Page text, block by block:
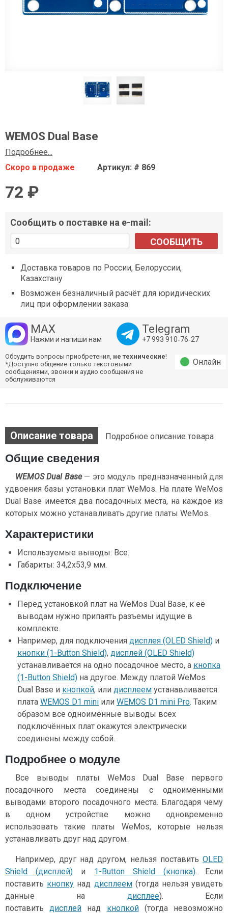
WEMOS Dual Base
Подробнее...
Скоро в продаже
Артикул: # 869
72 ₽
Сообщить о поставке на e-mail:
СООБЩИТЬ
Доставка товаров по России, Белоруссии,
Казахстану
Возможен безналичный расчёт для юридических
лиц при оформлении заказа
MAX
Нажми и напиши нам
Telegram
+7 993 910‑76‑27
Обсудить вопросы приобретения, не технические!
*Доступно общение только текстовыми
сообщениями, звонки и аудио сообщения не
обслуживаются
Онлайн
Описание товара Подробное описание товара
Общие сведения
WEMOS Dual Base— это модуль предназначенный для
удвоения базы установки плат WeMos. На плате WeMos
Dual Base имеется два посадочных места, на каждое из
которых можно устанавливать другие платы WeMos.
Характеристики
Используемые выводы: Все.
Габариты: 34,2x53,9 мм.
Подключение
Перед установкой плат на WeMos Dual Base, к её
выводам нужно припаять разъемы идущие в
комплекте.
Например, для подключения дисплея (OLED Shield) и
кнопки (1-Button Shield), дисплей (OLED Shield)
устанавливается на одно посадочное место, а кнопка
(1-Button Shield) на другое. Между платой WeMos
Dual Base и кнопкой, или дисплеем устанавливается
плата WEMOS D1 mini или WEMOS D1 mini Pro. Таким
образом все одноимённые выводы всех
подключённых плат окажутся электрически
соединены между собой.
Подробнее о модуле
Все выводы платы WeMos Dual Base первого
посадочного места соединены с одноимёнными
выводами второго посадочного места. Благодаря чему
в одном устройстве можно одновременно
использовать такие платы WeMos, которые нельзя
устанавливать друг над другом.
Например, друг над другом, нельзя поставить OLED
Shield (дисплей) и 1-Button Shield (кнопка). Если
поставить кнопку над дисплеем(тогда нельзя увидеть
данные на дисплее). Если
поставитьдисплей над кнопкой(тогда невозможно